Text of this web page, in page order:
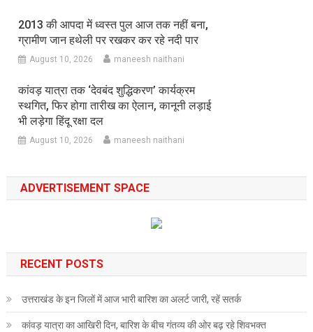
2013 की आपदा में ध्वस्त पुल आज तक नहीं बना,
ग्रामीण जान हथेली पर रखकर कर रहे नदी पार
August 10, 2026 maneesh naithani
कांवड़ यात्रा तक ‘देवबंद शुद्धिकरण’ कार्यक्रम
स्थगित, फिर होगा तारीख का ऐलान, कानूनी लड़ाई
भी लड़ेगा हिंदू रक्षा दल
August 10, 2026 maneesh naithani
ADVERTISEMENT SPACE
RECENT POSTS
उत्तराखंड के इन जिलों में आज भारी बारिश का अलर्ट जारी, रहें सतर्क
कांवड़ यात्रा का आखिरी दिन, बारिश के बीच गंतव्य की ओर बढ़ रहे शिवभक्त